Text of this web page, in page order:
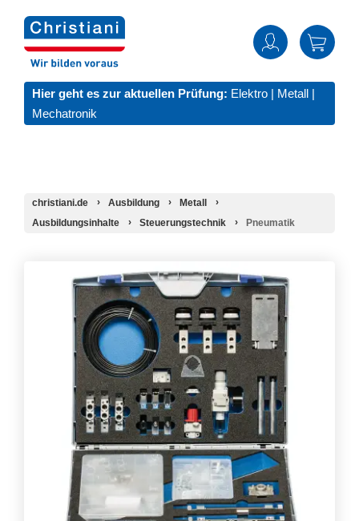
Hier geht es zur aktuellen Prüfung: Elektro | Metall |
Mechatronik
christiani.de Ausbildung
Metall
Ausbildungsinhalte
Steuerungstechnik Pneumatik